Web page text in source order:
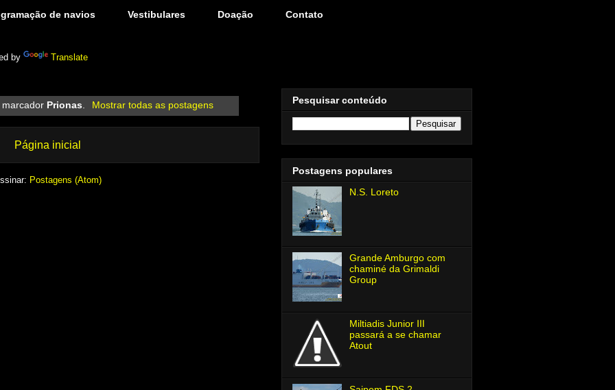
de navios Vestibulares Doação Contato
by Translate
Prionas. Mostrar todas as postagens
Página inicial
Postagens (Atom)
Pesquisar conteúdo
Postagens populares
N.S. Loreto
Grande Amburgo com
chaminé da Grimaldi
Group
Miltiadis Junior Ⅲ
passará a se chamar
Atout